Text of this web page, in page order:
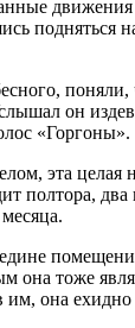
движения
подняться
поняли,
он
«Горгоны».
эта целая
полтора, два
она тоже
она ехидно